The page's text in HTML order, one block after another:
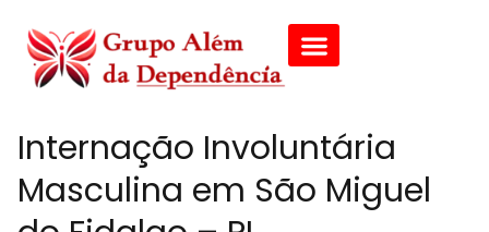
Internação Involuntária
Masculina em São Miguel